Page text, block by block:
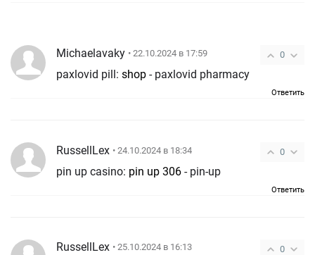
0
Michaelavaky • 22.10.2024 в 17:59
paxlovid pill: shop - paxlovid pharmacy
Ответить
0
RussellLex • 24.10.2024 в 18:34
pin up casino: pin up 306 - pin-up
Ответить
0
RussellLex • 25.10.2024 в 16:13